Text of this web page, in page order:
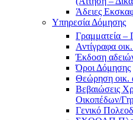
Άδειες
Υπηρεσία Δόμησης
Γραμματεία
Αντίγραφα
Έκδοση
Όροι Δόμησης
Θεώρηση οικ.
Βεβαιώσεις
Οικοπέδων/
Γενικό